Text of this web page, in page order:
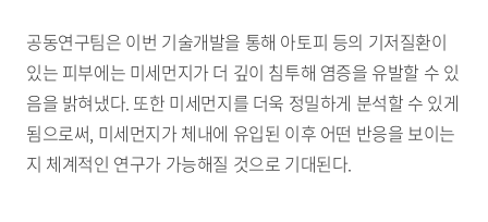
공동연구팀은 이번 기술개발을 통해 아토피 등의 기저질환이
있는 피부에는 미세먼지가 더 깊이 침투해 염증을 유발할 수 있
음을 밝혀냈다. 또한 미세먼지를 더욱 정밀하게 분석할 수 있게
됨으로써, 미세먼지가 체내에 유입된 이후 어떤 반응을 보이는
지 체계적인 연구가 가능해질 것으로 기대된다.